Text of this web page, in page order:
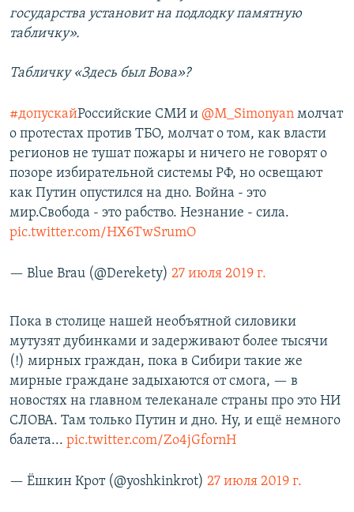
государства установит на подлодку памятную
табличку».
Табличку «Здесь был Вова»?
#допускайРоссийские СМИ и @M_Simonyan молчат
о протестах против ТБО, молчат о том, как власти
регионов не тушат пожары и ничего не говорят о
позоре избирательной системы РФ, но освещают
как Путин опустился на дно. Война - это
мир.Свобода - это рабство. Незнание - сила.
pic.twitter.com/HX6TwSrumO
— Blue Brau (@Derekety) 27 июля 2019 г.
Пока в столице нашей необъятной силовики
мутузят дубинками и задерживают более тысячи
(!) мирных граждан, пока в Сибири такие же
мирные граждане задыхаются от смога, — в
новостях на главном телеканале страны про это НИ
СЛОВА. Там только Путин и дно. Ну, и ещё немного
балета... pic.twitter.com/Zo4jGfornH
— Ёшкин Крот (@yoshkinkrot) 27 июля 2019 г.